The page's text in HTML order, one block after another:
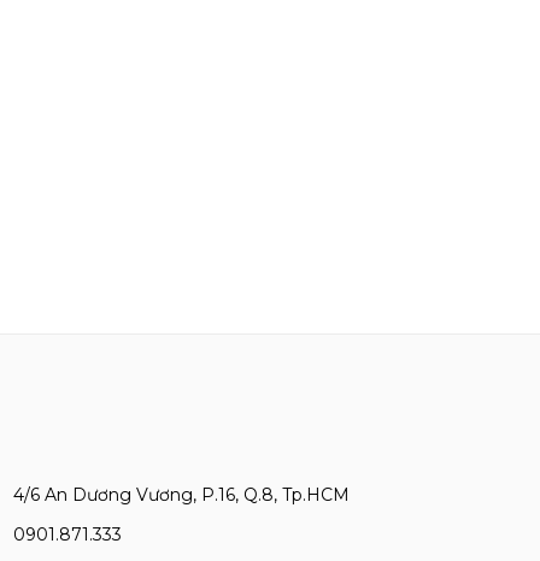
4/6 An Dương Vương, P.16, Q.8, Tp.HCM
0901.871.333